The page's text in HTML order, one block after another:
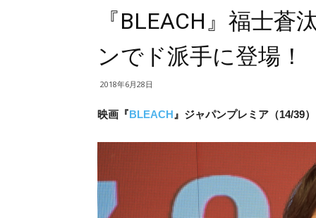
『BLEACH』福士蒼
ンでド派手に登場！
2018年6月28日
映画『BLEACH 』ジャパンプレミア（14/39）